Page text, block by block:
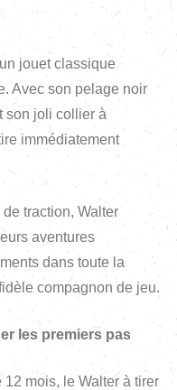
jouet classique
Avec son pelage noir
son joli collier à
immédiatement
traction, Walter
aventures
dans toute la
compagnon de jeu.
les premiers pas
mois, le Walter à tirer